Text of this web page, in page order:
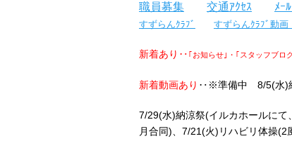
職員募集
交通ｱｸｾｽ ﾒｰ
すずらんｸﾗﾌﾞ すずらんｸﾗﾌﾞ動画
新着あり‥ ｢お知らせ｣・｢スタッフブロ
新着動画あり ‥※準備中 8/5(水)
7/29(水)納涼祭(イルカホールに
月合同)、7/21(火)リハビリ体操(2